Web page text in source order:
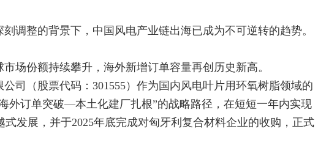
整的背景下，中国风电产业链出海已成为不可逆转的趋势。
份额持续攀升，海外新增订单容量再创历史新高。
（股票代码：301555）作为国内风电叶片用环氧树脂领域的
外订单突破—本土化建厂扎根”的战略路径，在短短一年内实现
式发展，并于2025年底完成对匈牙利复合材料企业的收购，正式